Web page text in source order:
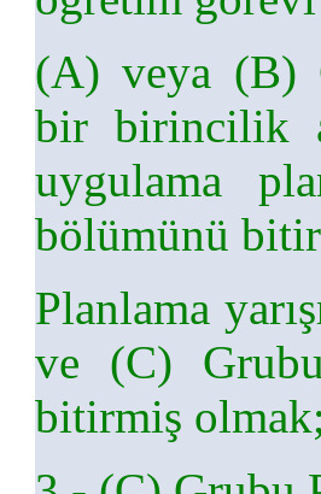
(A) veya (B)
bir birincilik
uygulama
bölümünü
Planlama
ve (C)
bitirmiş